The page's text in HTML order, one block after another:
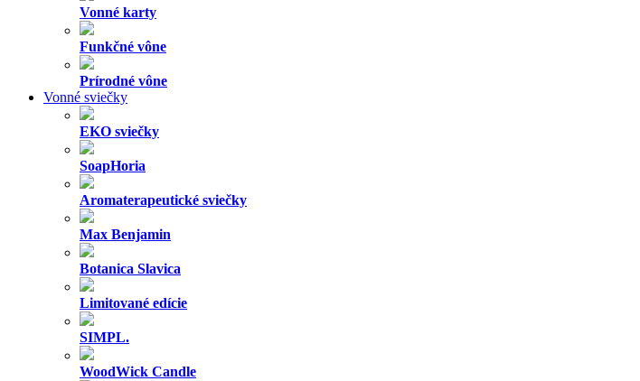
Vonné karty
Funkčné vône
Prírodné vône
Vonné sviečky
EKO sviečky
SoapHoria
Aromaterapeutické sviečky
Max Benjamin
Botanica Slavica
Limitované edície
SIMPL.
WoodWick Candle